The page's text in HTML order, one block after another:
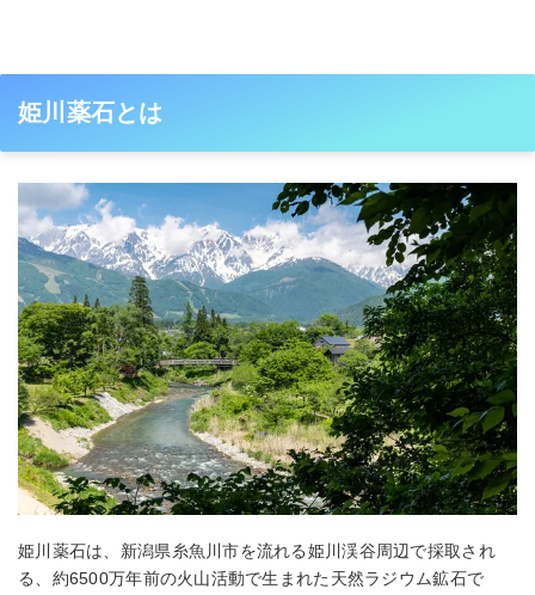
姫川薬石とは
姫川薬石は、新潟県糸魚川市を流れる姫川渓谷周辺で採取され
る、約6500万年前の火山活動で生まれた天然ラジウム鉱石で